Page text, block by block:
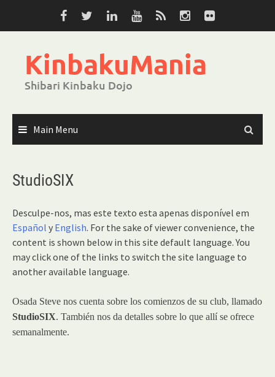
KinbakuMania
Shibari Kinbaku Dojo
Main Menu
StudioSIX
Desculpe-nos, mas este texto esta apenas disponível em
Español y English. For the sake of viewer convenience, the
content is shown below in this site default language. You
may click one of the links to switch the site language to
another available language.
Osada Steve nos cuenta sobre los comienzos de su club, llamado
StudioSIX. También nos da detalles sobre lo que allí se ofrece
semanalmente.